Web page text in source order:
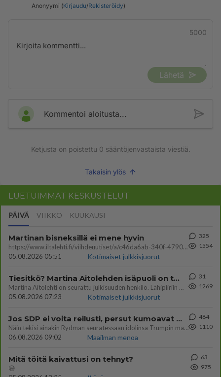
Anonyymi (Kirjaudu/Rekisteröidy)
5000
Lähetä
Kommentoi aloitusta...
Ketjusta on poistettu 0 sääntöjenvastaista viestiä.
Takaisin ylös
LUETUIMMAT KESKUSTELUT
PÄIVÄ VIIKKO KUUKAUSI
Martinan bisneksillä ei mene hyvin
https://www.iltalehti.fi/viihdeuutiset/a/c46da6ab-340f-4790-aaa7-0865eed2336 Yrityksen konkurssihakemus on tullut kärä
05.08.2026 05:51
Kotimaiset julkkisjuorut
325
1554
Tiesitkö? Martina Aitolehden isäpuoli on tämä suosittu laulaja
Martina Aitolehti on seurattu julkisuuden henkilö. Lähipiiriin mahtuu muitakin tunnettuja henkilöitä. Tiesitkö, että Ma
05.08.2026 07:23
Kotimaiset julkkisjuorut
31
1269
Jos SDP ei voita reilusti, persut kumoavat demokratian Suomesta
Näin tekisi ainakin Rydman seuratessaan idolinsa Trumpin mallia https://www.is.fi/politiikka/art-2000012187244.html
06.08.2026 09:02
Maailman menoa
484
1110
Mitä töitä kaivattusi on tehnyt?
😅
63
975